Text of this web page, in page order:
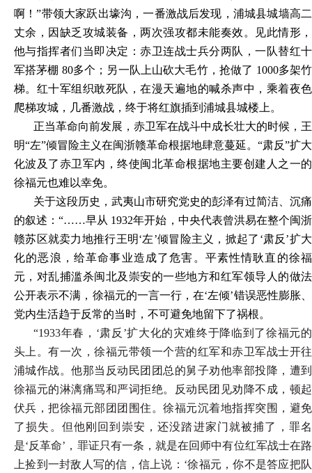
啊！”带领大家跃出壕沟，一番激战后发现，浦城县城墙高二
丈余，因缺乏攻城装备，两次强攻都未能奏效。见此情形，
他与指挥者们当即决定：赤卫连战士兵分两队，一队替红十
军搭茅棚 80多个；另一队上山砍大毛竹，抢做了 1000多架竹
梯。红十军组织敢死队，在漫天遍地的喊杀声中，乘着夜色
爬梯攻城，几番激战，终于将红旗插到浦城县城楼上。
正当革命向前发展，赤卫军在战斗中成长壮大的时候，王
明“左”倾冒险主义在闽浙赣革命根据地肆意蔓延。“肃反”扩大
化波及了赤卫军内，终使闽北革命根据地主要创建人之一的
徐福元也难以幸免。
关于这段历史，武夷山市研究党史的彭泽有过简洁、沉痛
的叙述：“……早从 1932年开始，中央代表曾洪易在整个闽浙
赣苏区就卖力地推行王明‘左’倾冒险主义，掀起了‘肃反’扩大
化的恶浪，给革命事业造成了危害。平素性情耿直的徐福
元，对乱捕滥杀闽北及崇安的一些地方和红军领导人的做法
公开表示不满，徐福元的一言一行，在‘左倾’错误恶性膨胀、
党内生活趋于反常的当时，不可避免地留下了祸根。
“1933年春，‘肃反’扩大化的灾难终于降临到了徐福元的
头上。有一次，徐福元带领一个营的红军和赤卫军战士开往
浦城作战。他那当反动民团团总的舅子劝他率部投降，遭到
徐福元的淋漓痛骂和严词拒绝。反动民团见劝降不成，顿起
伏兵，把徐福元部团团围住。徐福元沉着地指挥突围，避免
了损失。但他刚回到崇安，还没踏进家门就被捕了，罪名
是‘反革命’，罪证只有一条，就是在回师中有位红军战士在路
上捡到一封敌人写的信，信上说：‘徐福元，你不是答应把队